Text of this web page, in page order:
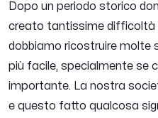
Dopo un periodo storico
creato tantissime difficoltà
dobbiamo ricostruire molte
più facile, specialmente se
importante. La nostra
e questo fatto qualcosa